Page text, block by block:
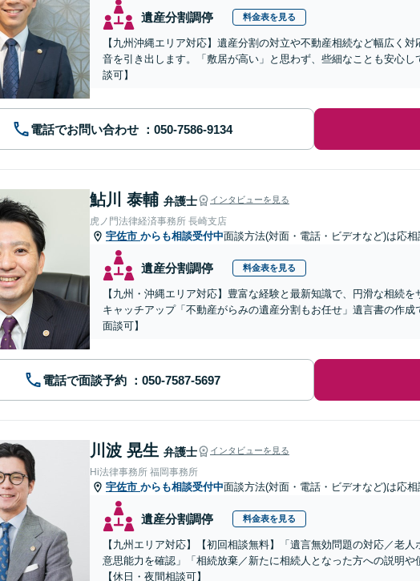
遺産分割調停 料金表を見る
【九州沖縄エリア対応】遺産分割の対立や不動産相続など幅広く
音を引き出します。「敷居が高い」と思わず、些細なことも安心
談可】
電話でお問い合わせ
鮎川 泰輔 弁護士 インタビューを見る
虎ノ門法律経済事務所 長崎支店
宇佐市 からも相談受付中面談方法(対面・電話・ビデオなど)は応相
遺産分割調停 料金表を見る
【九州・沖縄エリア対応】豊富な経験と最新知識で、円滑な相続
キャッチアップ「不動産がらみの遺産分割もお任せ」遺言書の作
面談可】
電話で面談予約
川波 晃生 弁護士 インタビューを見る
Hi法律事務所 福岡事務所
宇佐市 からも相談受付中面談方法(対面・電話・ビデオなど)は応相
遺産分割調停 料金表を見る
【九州エリア対応】【初回相談無料】「遺言無効問題の対応／老
意思能力を確認」「相続放棄／新たに相続人となった方への説明や
【休日・夜間相談可】